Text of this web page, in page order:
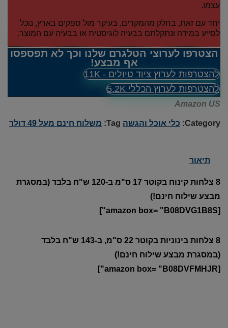
עצמו.
יחד עם זאת, בחלק מהמקרים, בעיקר מול ספקים בארץ, נוכל
לסייע במידה ונתקלתם בבעיה לוגיסטית או בבעיה עם המוצר.
הצטרפו לערוצי הטלגרם שלנו וכך לא תפספסו
אף מבצע!
להצטרפות לערוץ ציוד טיולים - 11K
להצטרפות לערוץ הכללי 5.2K
Amazon US
Category: כלי אוכל והגשה Tag: משלוח חינם מעל 49 דולר
תיאור
8 צלחות קינוח בקוטר 17 ס"מ ב-120 ש"ח בלבד (במסגרת
מבצע שילוח חינם!)
[amazon box= "B08DVG1B8S"]
8 צלחות בינוניות בקוטר 22 ס"מ, ב-143 ש"ח בלבד
(במסגרת מבצע שילוח חינם!)
[amazon box= "B08DVFMHJR"]